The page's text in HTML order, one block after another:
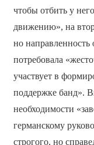
чтобы отбить у
движению», на
но направленность
потребовала
участвует в
поддержке банд».
необходимости
германскому
строгого, но